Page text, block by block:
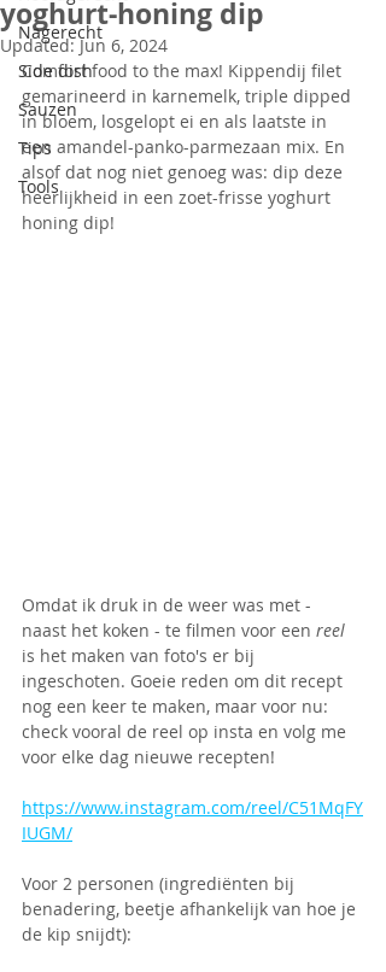
Nagerecht
Side dish
Sauzen
Tips
Tools
yoghurt-honing dip
Updated:Jun 6, 2024
Comfort food to the max! Kippendij filet
gemarineerd in karnemelk, triple dipped
in bloem, losgelopt ei en als laatste in
een amandel-panko-parmezaan mix. En
alsof dat nog niet genoeg was: dip deze
heerlijkheid in een zoet-frisse yoghurt
honing dip!
Omdat ik druk in de weer was met -
naast het koken - te filmen voor een reel
is het maken van foto's er bij
ingeschoten. Goeie reden om dit recept
nog een keer te maken, maar voor nu:
check vooral de reel op insta en volg me
voor elke dag nieuwe recepten!
https://www.instagram.com/reel/C51MqFY
IUGM/
Voor 2 personen (ingrediënten bij
benadering, beetje afhankelijk van hoe je
de kip snijdt):